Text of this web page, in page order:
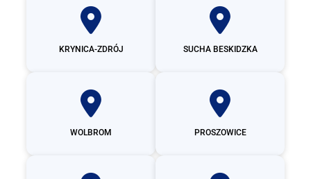
KRYNICA-ZDRÓJ SUCHA BESKIDZKA
WOLBROM PROSZOWICE